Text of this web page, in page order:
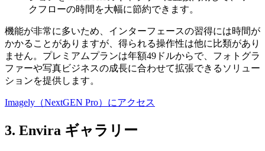
クフローの時間を大幅に節約できます。
機能が非常に多いため、インターフェースの習得には時間が
かかることがありますが、得られる操作性は他に比類があり
ません。プレミアムプランは年額49ドルからで、フォトグラ
ファーや写真ビジネスの成長に合わせて拡張できるソリュー
ションを提供します。
Imagely（NextGEN Pro）にアクセス
3. Envira ギャラリー